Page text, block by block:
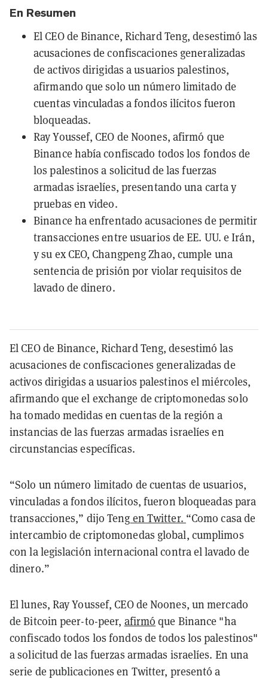
En Resumen
El CEO de Binance, Richard Teng, desestimó las
acusaciones de confiscaciones generalizadas
de activos dirigidas a usuarios palestinos,
afirmando que solo un número limitado de
cuentas vinculadas a fondos ilícitos fueron
bloqueadas.
Ray Youssef, CEO de Noones, afirmó que
Binance había confiscado todos los fondos de
los palestinos a solicitud de las fuerzas
armadas israelíes, presentando una carta y
pruebas en video.
Binance ha enfrentado acusaciones de permitir
transacciones entre usuarios de EE. UU. e Irán,
y su ex CEO, Changpeng Zhao, cumple una
sentencia de prisión por violar requisitos de
lavado de dinero.
El CEO de Binance, Richard Teng, desestimó las
acusaciones de confiscaciones generalizadas de
activos dirigidas a usuarios palestinos el miércoles,
afirmando que el exchange de criptomonedas solo
ha tomado medidas en cuentas de la región a
instancias de las fuerzas armadas israelíes en
circunstancias específicas.
“Solo un número limitado de cuentas de usuarios,
vinculadas a fondos ilícitos, fueron bloqueadas para
transacciones,” dijo Teng en Twitter. “Como casa de
intercambio de criptomonedas global, cumplimos
con la legislación internacional contra el lavado de
dinero.”
El lunes, Ray Youssef, CEO de Noones, un mercado
de Bitcoin peer-to-peer, afirmó que Binance "ha
confiscado todos los fondos de todos los palestinos"
a solicitud de las fuerzas armadas israelíes. En una
serie de publicaciones en Twitter, presentó a